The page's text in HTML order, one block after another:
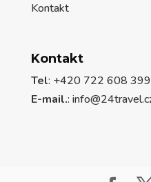
Kontakt
Kontakt
Tel: +420 722 608 399
E-mail.: